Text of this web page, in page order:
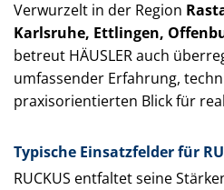
Verwurzelt in der Region
Karlsruhe, Ettlingen,
betreut HÄUSLER auch
umfassender Erfahrung,
praxisorientierten Blick für
Typische Einsatzfelder für
RUCKUS entfaltet seine